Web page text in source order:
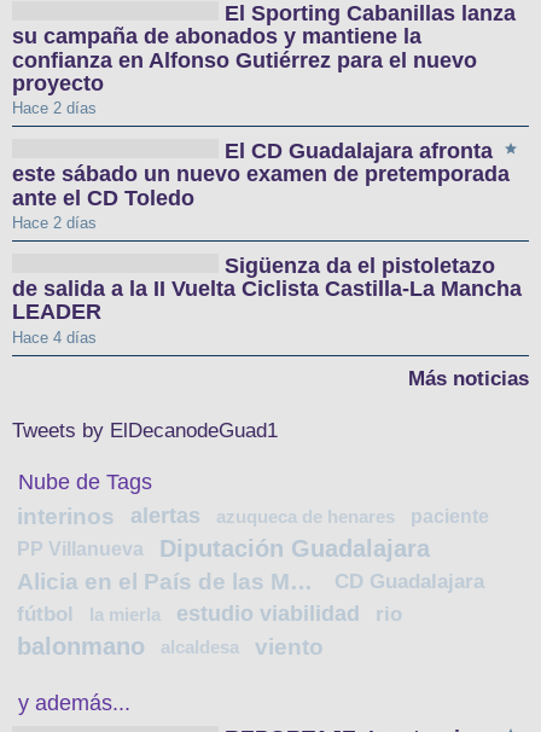
El Sporting Cabanillas lanza
su campaña de abonados y mantiene la
confianza en Alfonso Gutiérrez para el nuevo
proyecto
Hace 2 días
El CD Guadalajara afronta
este sábado un nuevo examen de pretemporada
ante el CD Toledo
Hace 2 días
Sigüenza da el pistoletazo
de salida a la II Vuelta Ciclista Castilla-La Mancha
LEADER
Hace 4 días
Más noticias
Tweets by ElDecanodeGuad1
Nube de Tags
interinos alertas azuqueca de henares
paciente
PP Villanueva
Diputación Guadalajara
Alicia en el País de las Maravillas
CD Guadalajara
fútbol
la mierla estudio viabilidad rio
balonmano alcaldesa viento
y además...